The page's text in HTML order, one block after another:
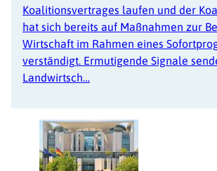
Koalitionsvertrages laufen und der
hat sich bereits auf Maßnahmen zur
Wirtschaft im Rahmen eines
verständigt. Ermutigende Signale
Landwirtsch…